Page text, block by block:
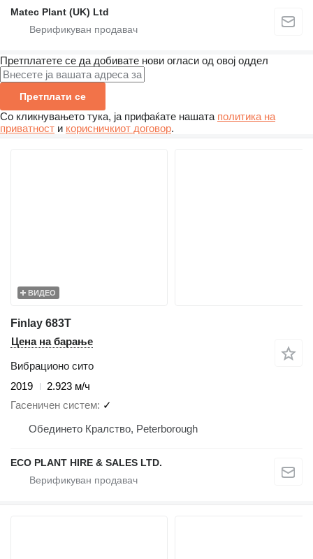
Matec Plant (UK) Ltd
Претплатете се да добивате нови огласи од овој оддел
Претплати се
Со кликнувањето тука, ја прифаќате нашата политика на
приватност и корисничкиот договор.
ВИДЕО
Finlay 683T
Цена на барање
Вибрационо сито
2019
2.923 м/ч
Гасеничен систем ✓
Обединето Кралство, Peterborough
ECO PLANT HIRE & SALES LTD.